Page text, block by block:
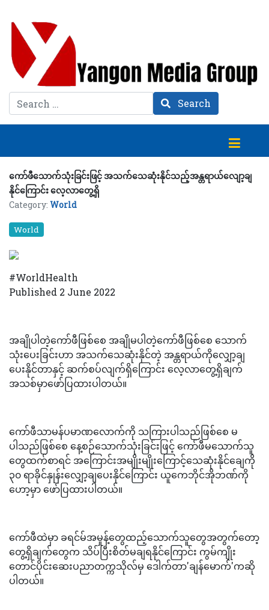
Search Search
ကော်ဖီသောက်သုံးခြင်းဖြင့် အသက်သေဆုံးနိုင်သည့်အန္တရာယ်လျော့ချ
နိုင်ကြောင်း လေ့လာတွေ့ရှိ
Category: World
World
#WorldHealth
Published 2 June 2022
အချိုပါတဲ့ကော်ဖီဖြစ်စေ အချိုမပါတဲ့ကော်ဖီဖြစ်စေ သောက်
သုံးပေးခြင်းဟာ အသက်သေဆုံးနိုင်တဲ့ အန္တရာယ်ကိုလျှော့ချ
ပေးနိုင်တာနှင့် ဆက်စပ်လျက်ရှိကြောင်း လေ့လာတွေ့ရှိချက်
အသစ်မှာဖော်ပြထားပါတယ်။
ကော်ဖီသာမန်ပမာဏလောက်ကို သကြားပါသည်ဖြစ်စေ မ
ပါသည်ဖြစ်စေ နေ့စဉ်သောက်သုံးခြင်းဖြင့် ကော်ဖီမသောက်သူ
တွေထက်စာရင် အကြောင်းအမျိုးမျိုးကြောင့်သေဆုံးနိုင်ချေကို
၃၀ ရာခိုင်နှုန်းလျှော့ချပေးနိုင်ကြောင်း ယူကေဘိုင်အိုဘဏ်ကို
ဟော့မှာ ဖော်ပြထားပါတယ်။
ကော်ဖီထဲမှာ ခရင်မ်အမှုန့်တွေထည့်သောက်သူတွေအတွက်တော့
တွေ့ရှိချက်တွေက သိပ်ပြီးစိတ်မချရနိုင်ကြောင်း ကွမ်ကျိုး
တောင်ပိုင်းဆေးပညာတက္ကသိုလ်မှ ဒေါက်တာ'ချန်မောက်'ကဆို
ပါတယ်။